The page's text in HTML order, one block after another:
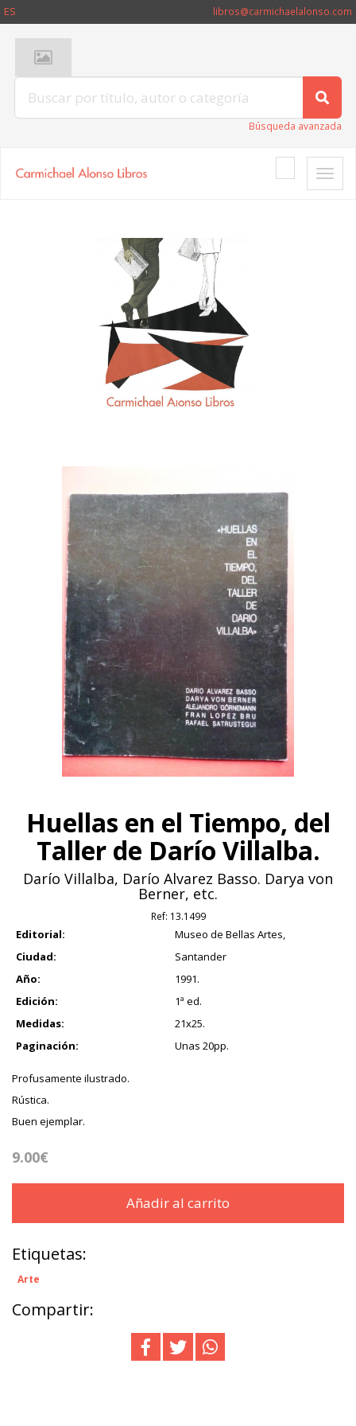
ES libros@carmichaelalonso.com
Búsqueda avanzada
Toggle
Huellas en el Tiempo, del
Taller de Darío Villalba.
Darío Villalba, Darío Alvarez Basso. Darya von
Berner, etc.
Ref: 13.1499
Editorial:
Museo de Bellas Artes,
Ciudad:
Santander
Año:
1991.
Edición:
1ª ed.
Medidas:
21x25.
Paginación:
Unas 20pp.
Profusamente ilustrado.
Rústica.
Buen ejemplar.
9.00€
Añadir al carrito
Etiquetas:
Arte
Compartir: